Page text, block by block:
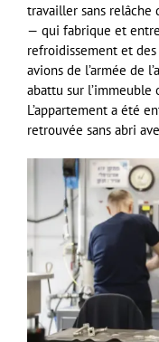
travailler sans relâche
— qui fabrique et
refroidissement et
avions de l’armée de
abattu sur l’immeuble
L’appartement a été
retrouvée sans abri